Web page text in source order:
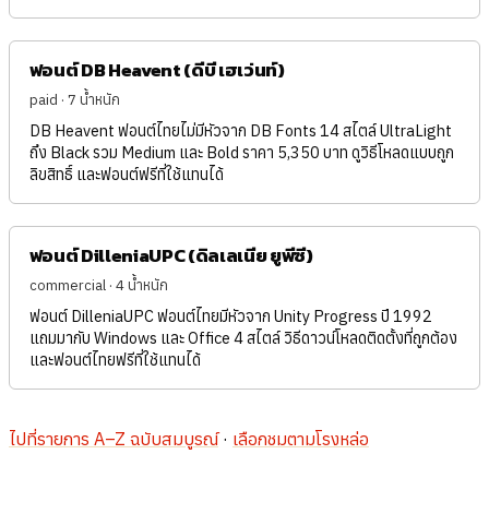
ฟอนต์ DB Heavent (ดีบี เฮเว่นท์)
paid · 7 น้ำหนัก
DB Heavent ฟอนต์ไทยไม่มีหัวจาก DB Fonts 14 สไตล์ UltraLight
ถึง Black รวม Medium และ Bold ราคา 5,350 บาท ดูวิธีโหลดแบบถูก
ลิขสิทธิ์ และฟอนต์ฟรีที่ใช้แทนได้
ฟอนต์ DilleniaUPC (ดิลเลเนีย ยูพีซี)
commercial · 4 น้ำหนัก
ฟอนต์ DilleniaUPC ฟอนต์ไทยมีหัวจาก Unity Progress ปี 1992
แถมมากับ Windows และ Office 4 สไตล์ วิธีดาวน์โหลดติดตั้งที่ถูกต้อง
และฟอนต์ไทยฟรีที่ใช้แทนได้
ไปที่รายการ A–Z ฉบับสมบูรณ์· เลือกชมตามโรงหล่อ